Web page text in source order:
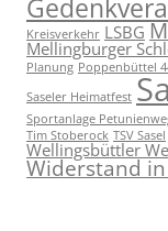
Kreisverkehr LSBG
Mellingburger
Planung Poppenbüttel
Saseler Heimatfest
Sportanlage
Tim Stoberock TSV Sasel
Wellingsbüttler
Widerstand